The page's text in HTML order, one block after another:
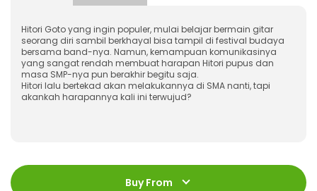
Hitori Goto yang ingin populer, mulai belajar bermain gitar
seorang diri sambil berkhayal bisa tampil di festival budaya
bersama band-nya. Namun, kemampuan komunikasinya
yang sangat rendah membuat harapan Hitori pupus dan
masa SMP-nya pun berakhir begitu saja.
Hitori lalu bertekad akan melakukannya di SMA nanti, tapi
akankah harapannya kali ini terwujud?
ISBN :
978-623-03-1291-5
128 halaman
Buy From